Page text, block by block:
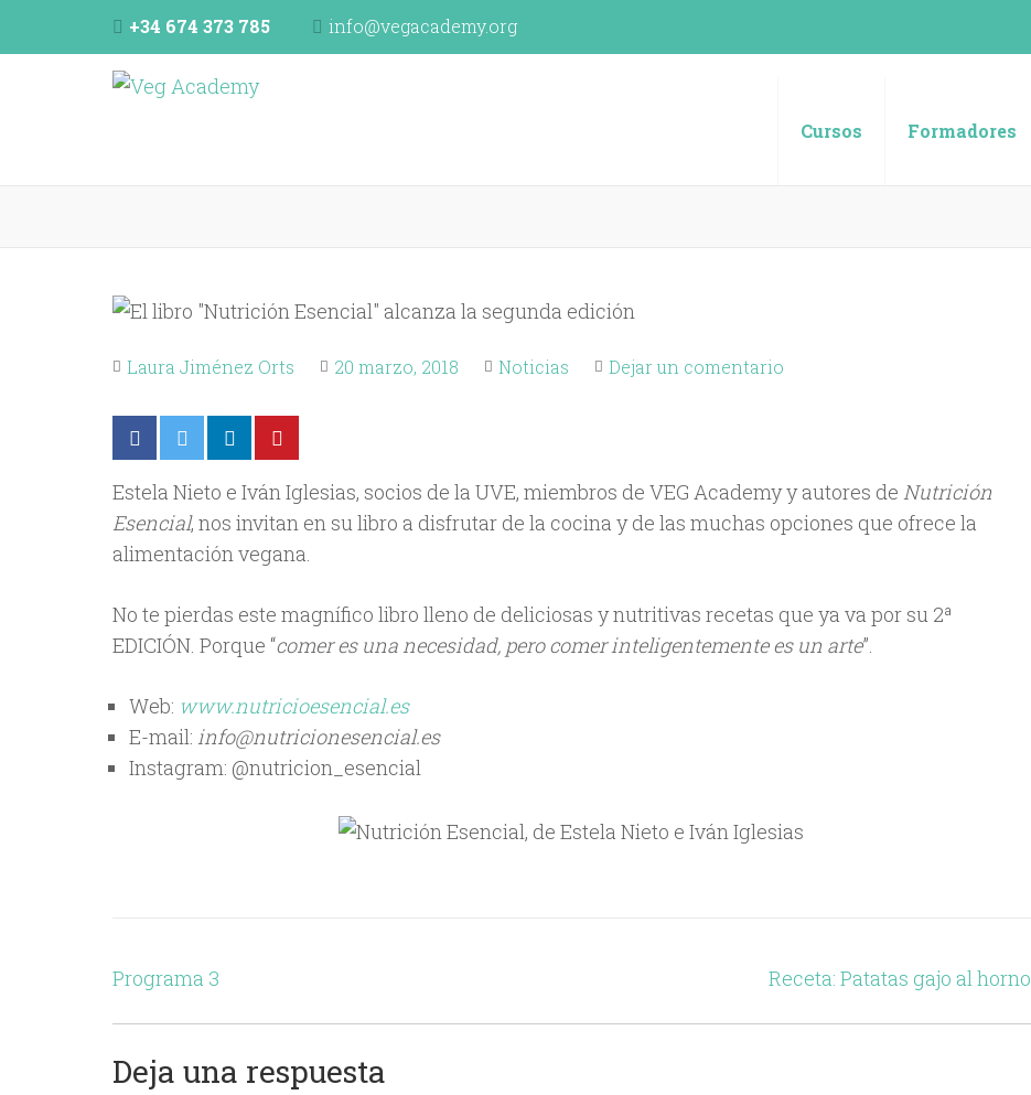
+34 674 373 785 info@vegacademy.org
Cursos Formadores
Laura Jiménez Orts 20 marzo, 2018 Noticias Dejar un comentario
Estela Nieto e Iván Iglesias, socios de la UVE, miembros de VEG Academy y autores de Nutrición
Esencial, nos invitan en su libro a disfrutar de la cocina y de las muchas opciones que ofrece la
alimentación vegana.
No te pierdas este magnífico libro lleno de deliciosas y nutritivas recetas que ya va por su 2ª
EDICIÓN. Porque “comer es una necesidad, pero comer inteligentemente es un arte”.
Web: www.nutricioesencial.es
E-mail: info@nutricionesencial.es
Instagram: @nutricion_esencial
Navegación
Programa 3 Receta: Patatas gajo al horno
Deja una respuesta